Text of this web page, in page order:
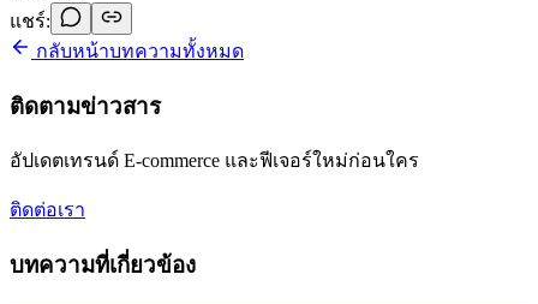
แชร์:
กลับหน้าบทความทั้งหมด
ติดตามข่าวสาร
อัปเดตเทรนด์ E-commerce และฟีเจอร์ใหม่ก่อนใคร
ติดต่อเรา
บทความที่เกี่ยวข้อง